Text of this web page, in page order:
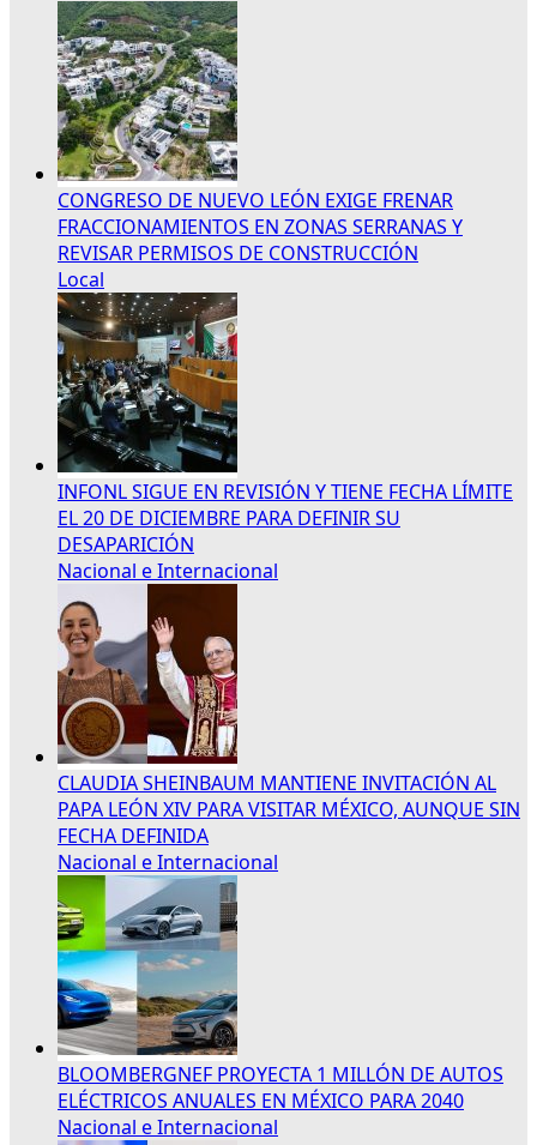
CONGRESO DE NUEVO LEÓN EXIGE FRENAR
FRACCIONAMIENTOS EN ZONAS SERRANAS Y
REVISAR PERMISOS DE CONSTRUCCIÓN
Local
INFONL SIGUE EN REVISIÓN Y TIENE FECHA LÍMITE
EL 20 DE DICIEMBRE PARA DEFINIR SU
DESAPARICIÓN
Nacional e Internacional
CLAUDIA SHEINBAUM MANTIENE INVITACIÓN AL
PAPA LEÓN XIV PARA VISITAR MÉXICO, AUNQUE SIN
FECHA DEFINIDA
Nacional e Internacional
BLOOMBERGNEF PROYECTA 1 MILLÓN DE AUTOS
ELÉCTRICOS ANUALES EN MÉXICO PARA 2040
Nacional e Internacional